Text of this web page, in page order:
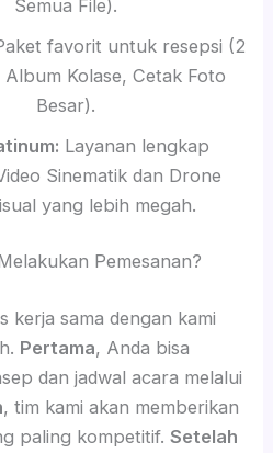
Semua File).
favorit untuk resepsi (2
Kolase, Cetak Foto
Besar).
Layanan lengkap
Sinematik dan Drone
yang lebih megah.
Pemesanan?
kerja sama dengan kami
Pertama, Anda bisa
dan jadwal acara melalui
, tim kami akan memberikan
paling kompetitif. Setelah